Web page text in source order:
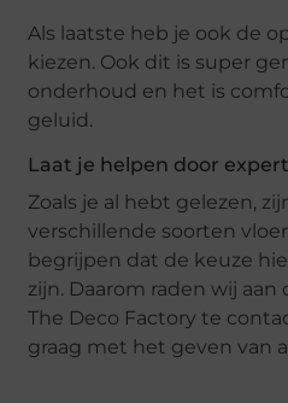
Als laatste heb je ook de
kiezen. Ook dit is super
onderhoud en het is
geluid.
Laat je helpen door
Zoals je al hebt gelezen,
verschillende soorten
begrijpen dat de keuze
zijn. Daarom raden wij
The Deco Factory te
graag met het geven van